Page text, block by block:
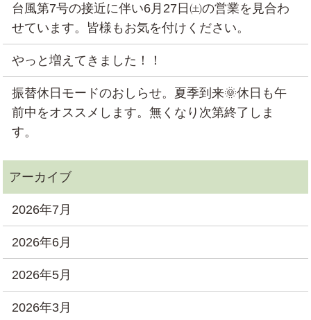
台風第7号の接近に伴い6月27日㈯の営業を見合わ
せています。皆様もお気を付けください。
やっと増えてきました！！
振替休日モードのおしらせ。夏季到来🌞休日も午
前中をオススメします。無くなり次第終了しま
す。
2026年7月
2026年6月
2026年5月
2026年3月